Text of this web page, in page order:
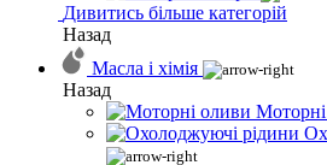
Дивитись більше категорій
Назад
Масла і хімія
Назад